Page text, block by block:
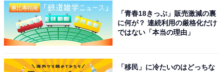
「青春18きっぷ」販売激減の裏
に何が？ 連続利用の厳格化だけ
ではない「本当の理由」
「移民」に冷たいのはどっちな